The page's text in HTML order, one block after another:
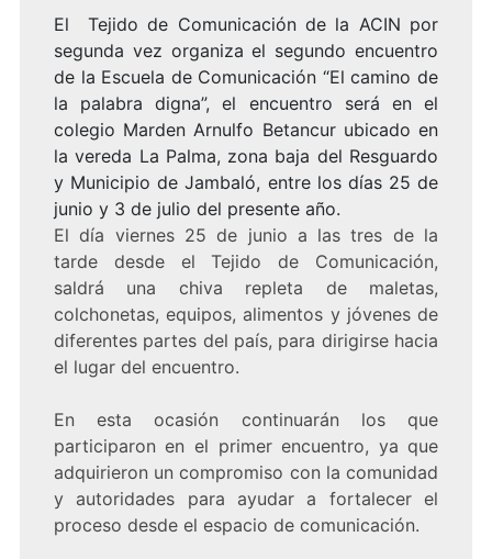
El Tejido de Comunicación de la ACIN por
segunda vez organiza el segundo encuentro
de la Escuela de Comunicación “El camino de
la palabra digna”, el encuentro será en el
colegio Marden Arnulfo Betancur ubicado en
la vereda La Palma, zona baja del Resguardo
y Municipio de Jambaló, entre los días 25 de
junio y 3 de julio del presente año.
El día viernes 25 de junio a las tres de la
tarde desde el Tejido de Comunicación,
saldrá una chiva repleta de maletas,
colchonetas, equipos, alimentos y jóvenes de
diferentes partes del país, para dirigirse hacia
el lugar del encuentro.
En esta ocasión continuarán los que
participaron en el primer encuentro, ya que
adquirieron un compromiso con la comunidad
y autoridades para ayudar a fortalecer el
proceso desde el espacio de comunicación.